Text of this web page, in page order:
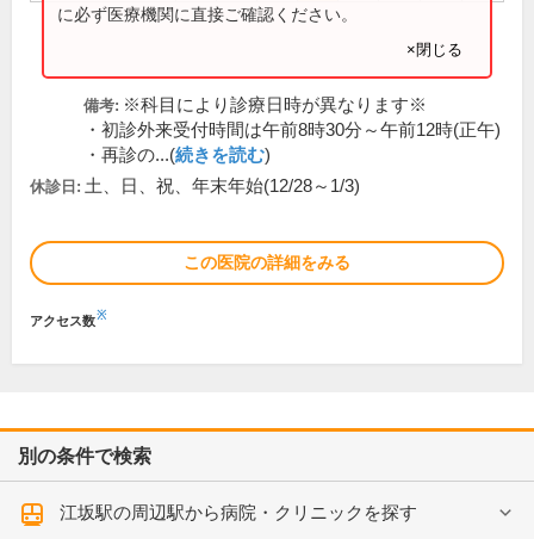
に必ず医療機関に直接ご確認ください。
×閉じる
備考: ※科目により診療日時が異なります※
・初診外来受付時間は午前8時30分～午前12時(正午)
・再診の...(続きを読む)
休診日: 土、日、祝、年末年始(12/28～1/3)
この医院の詳細をみる
アクセス数※
別の条件で検索
江坂駅の周辺駅から病院・クリニックを探す